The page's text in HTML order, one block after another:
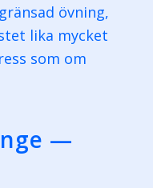
övning,
lika mycket
som om
—